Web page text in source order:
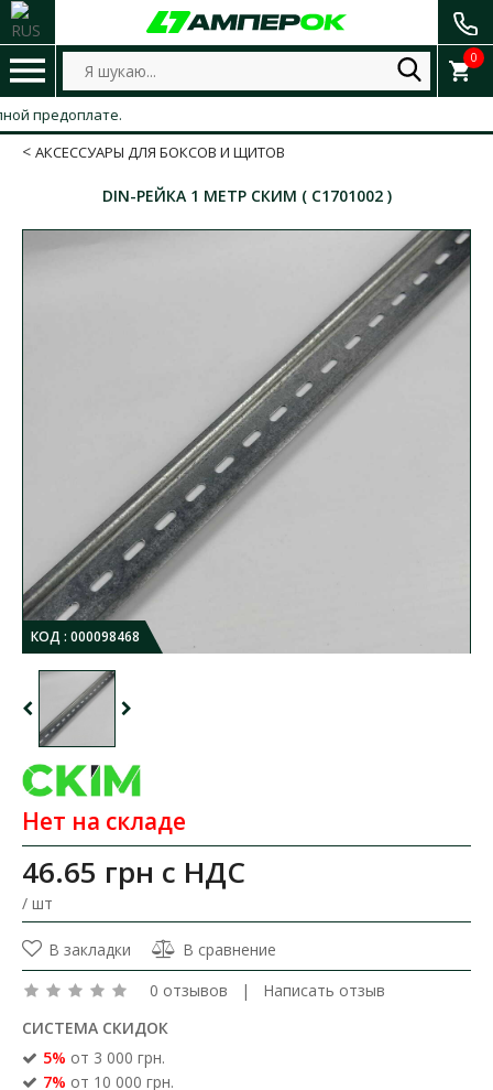
0
предоплате.
АКСЕССУАРЫ ДЛЯ БОКСОВ И ЩИТОВ
DIN-РЕЙКА 1 МЕТР СКИМ ( С1701002 )
КОД : 000098468
Нет на складе
46.65 грн с НДС
/ шт
В закладки
В сравнение
0 отзывов | Написать отзыв
СИСТЕМА СКИДОК
5% от 3 000 грн.
7% от 10 000 грн.